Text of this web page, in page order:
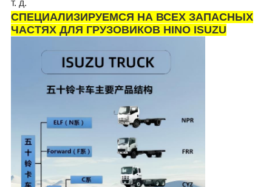
т. д.
СПЕЦИАЛИЗИРУЕМСЯ НА ВСЕХ ЗАПАСНЫХ
ЧАСТЯХ ДЛЯ ГРУЗОВИКОВ HINO ISUZU